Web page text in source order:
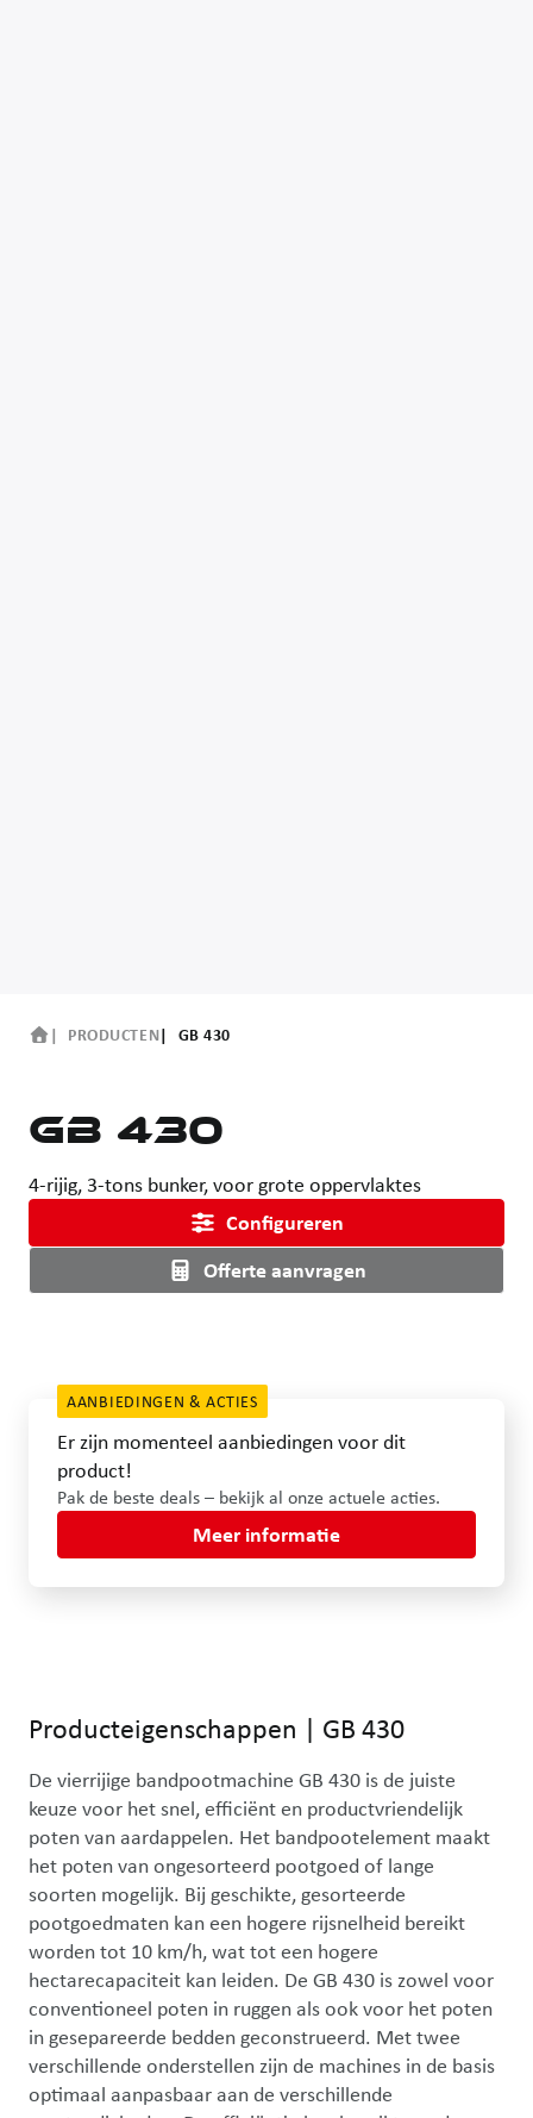
PRODUCTEN GB 430
GB 430
4-rijig, 3-tons bunker, voor grote oppervlaktes
Offerte aanvragen
Configureren
AANBIEDINGEN & ACTIES
Er zijn momenteel aanbiedingen voor dit
product!
Pak de beste deals – bekijk al onze actuele acties.
Meer informatie
Producteigenschappen | GB 430
De vierrijige bandpootmachine GB 430 is de juiste
keuze voor het snel, efficiënt en productvriendelijk
poten van aardappelen. Het bandpootelement maakt
het poten van ongesorteerd pootgoed of lange
soorten mogelijk. Bij geschikte, gesorteerde
pootgoedmaten kan een hogere rijsnelheid bereikt
worden tot 10 km/h, wat tot een hogere
hectarecapaciteit kan leiden. De GB 430 is zowel voor
conventioneel poten in ruggen als ook voor het poten
in gesepareerde bedden geconstrueerd. Met twee
verschillende onderstellen zijn de machines in de basis
optimaal aanpasbaar aan de verschillende